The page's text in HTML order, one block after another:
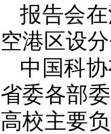
报告会
空港区设
中国科
省委各部
高校主要